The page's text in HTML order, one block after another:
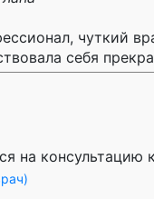
чуткий
себя
на